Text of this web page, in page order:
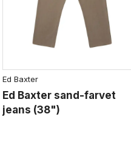
Ed Baxter
Ed Baxter sand-farvet
jeans (38")